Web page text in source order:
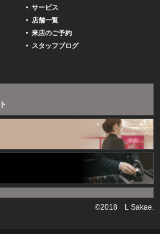
サービス
店舗一覧
来店のご予約
スタッフブログ
©2018 L Sakae.